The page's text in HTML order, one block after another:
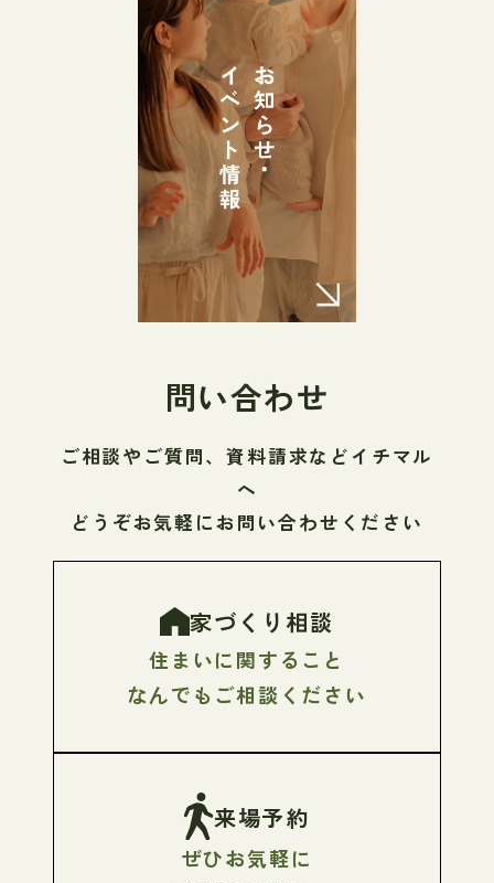
問い合わせ
ご相談やご質問、資料請求などイチマル
へ
どうぞお気軽にお問い合わせください
家づくり相談
住まいに関すること
なんでもご相談ください
来場予約
ぜひお気軽に